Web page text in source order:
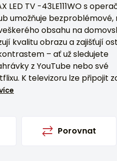
LED TV -43LE111WO s
umožňuje bezproblémové,
obsahu na
kvalitu obrazu a zajišťují
– ať už sledujete
z YouTube nebo své
K televizoru lze připojit
Porovnat